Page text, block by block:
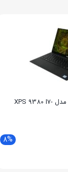
لپ تاپ 13 اینچی دل مدل XPS 9380 I7-
8%